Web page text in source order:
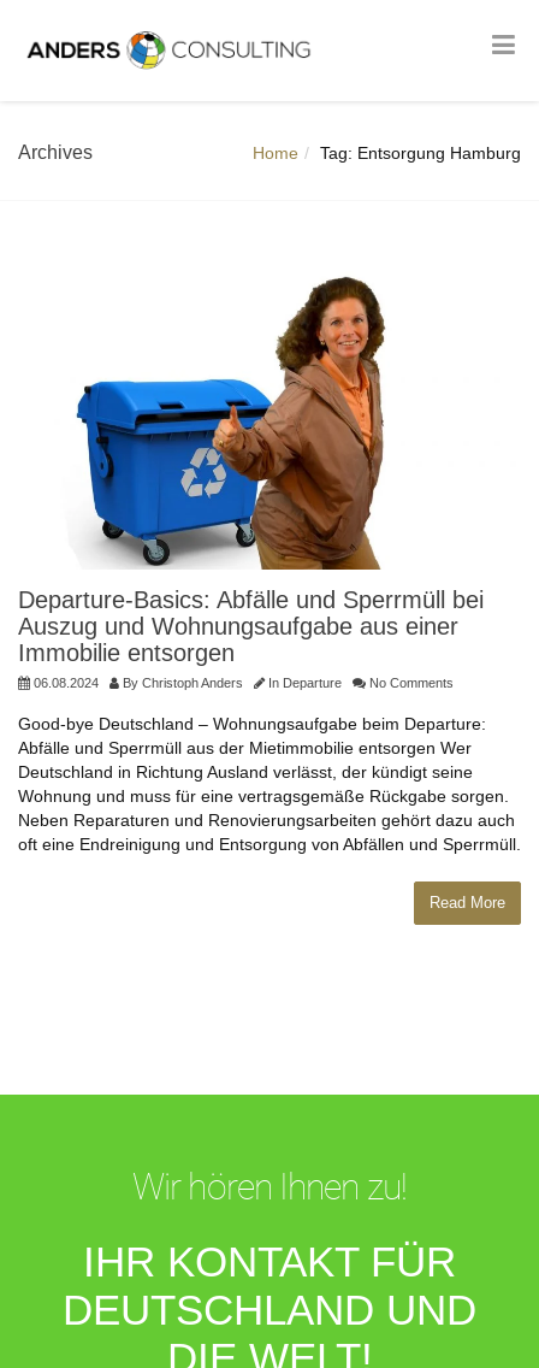
Archives Home Tag: Entsorgung Hamburg
Departure-Basics: Abfälle und Sperrmüll bei
Auszug und Wohnungsaufgabe aus einer
Immobilie entsorgen
06.08.2024 By Christoph Anders In Departure No Comments
Good-bye Deutschland – Wohnungsaufgabe beim Departure:
Abfälle und Sperrmüll aus der Mietimmobilie entsorgen Wer
Deutschland in Richtung Ausland verlässt, der kündigt seine
Wohnung und muss für eine vertragsgemäße Rückgabe sorgen.
Neben Reparaturen und Renovierungsarbeiten gehört dazu auch
oft eine Endreinigung und Entsorgung von Abfällen und Sperrmüll.
Read More
Wir hören Ihnen zu!
IHR KONTAKT FÜR
DEUTSCHLAND UND
DIE WELT!